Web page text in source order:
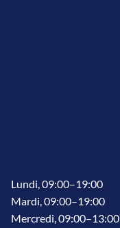
Lundi, 09:00–19:00
Mardi, 09:00–19:00
Mercredi, 09:00–13:00